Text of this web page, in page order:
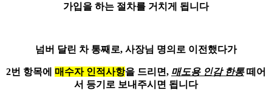
가입을 하는 절차를 거치게 됩니다
넘버 달린 차 통째로, 사장님 명의로 이전했다가
2번 항목에 매수자 인적사항을 드리면, 매도용 인감 한통떼어
서 등기로 보내주시면 됩니다